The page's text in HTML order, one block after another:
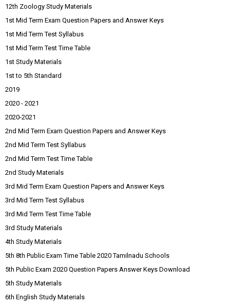
12th Zoology Study Materials
1st Mid Term Exam Question Papers and Answer Keys
1st Mid Term Test Syllabus
1st Mid Term Test Time Table
1st Study Materials
1st to 5th Standard
2019
2020 - 2021
2020-2021
2nd Mid Term Exam Question Papers and Answer Keys
2nd Mid Term Test Syllabus
2nd Mid Term Test Time Table
2nd Study Materials
3rd Mid Term Exam Question Papers and Answer Keys
3rd Mid Term Test Syllabus
3rd Mid Term Test Time Table
3rd Study Materials
4th Study Materials
5th 8th Public Exam Time Table 2020 Tamilnadu Schools
5th Public Exam 2020 Question Papers Answer Keys Download
5th Study Materials
6th English Study Materials